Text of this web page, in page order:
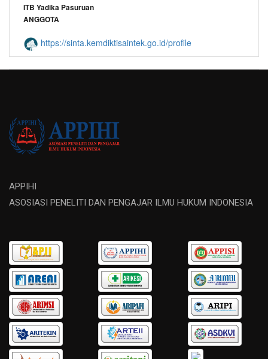
ITB Yadika Pasuruan
ANGGOTA
https://sinta.kemdiktisaintek.go.id/profile
APPIHI
ASOSIASI PENELITI DAN PENGAJAR ILMU HUKUM INDONESIA